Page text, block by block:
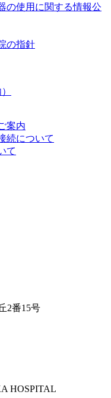
の使用に関する情報公
の指針
案内
続について
て
2番15号
HOSPITAL